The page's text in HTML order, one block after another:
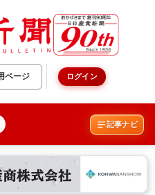
ページ ログイン
記事ナビ